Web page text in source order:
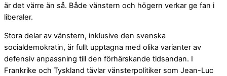
är det värre än så. Både vänstern och högern verkar ge fan i
liberaler.
Stora delar av vänstern, inklusive den svenska
socialdemokratin, är fullt upptagna med olika varianter av
defensiv anpassning till den förhärskande tidsandan. I
Frankrike och Tyskland tävlar vänsterpolitiker som Jean-Luc